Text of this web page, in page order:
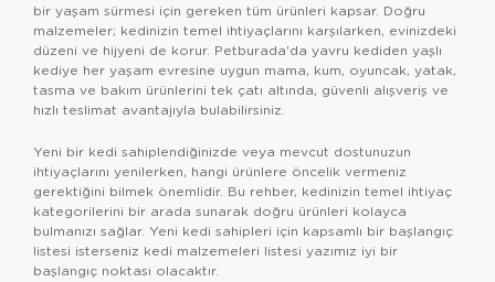
bir yaşam sürmesi için gereken tüm ürünleri kapsar. Doğru
malzemeler; kedinizin temel ihtiyaçlarını karşılarken, evinizdeki
düzeni ve hijyeni de korur. Petburada'da yavru kediden yaşlı
kediye her yaşam evresine uygun mama, kum, oyuncak, yatak,
tasma ve bakım ürünlerini tek çatı altında, güvenli alışveriş ve
hızlı teslimat avantajıyla bulabilirsiniz.
Yeni bir kedi sahiplendiğinizde veya mevcut dostunuzun
ihtiyaçlarını yenilerken, hangi ürünlere öncelik vermeniz
gerektiğini bilmek önemlidir. Bu rehber, kedinizin temel ihtiyaç
kategorilerini bir arada sunarak doğru ürünleri kolayca
bulmanızı sağlar. Yeni kedi sahipleri için kapsamlı bir başlangıç
listesi isterseniz kedi malzemeleri listesi yazımız iyi bir
başlangıç noktası olacaktır.